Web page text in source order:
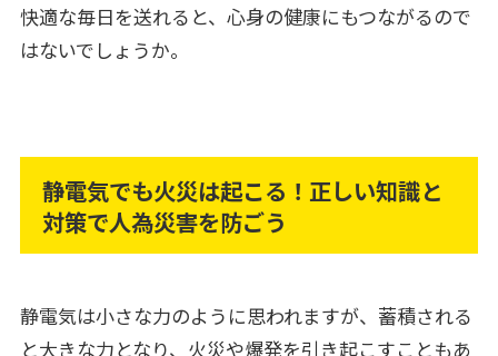
快適な毎日を送れると、心身の健康にもつながるので
はないでしょうか。
静電気でも火災は起こる！正しい知識と
対策で人為災害を防ごう
静電気は小さな力のように思われますが、蓄積される
と大きな力となり、火災や爆発を引き起こすこともあ